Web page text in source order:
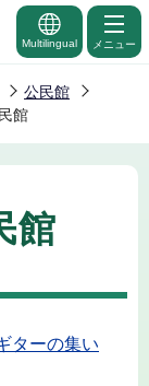
Multilingual メニュー
公民館
館
館
ターの集い